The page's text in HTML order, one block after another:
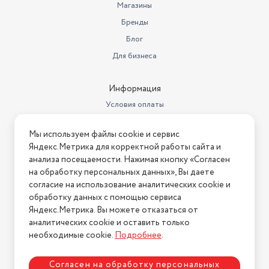
Магазины
Бренды
Блог
Для бизнеса
Информация
Условия оплаты
Условия возврата
Нашли ошибку на сайте? Напишите нам
2026 © Интернет-магазин "АстМаркет". У нас есть всё!
Политика конфиденциальности
Мы используем файлы cookie и сервис
Яндекс.Метрика для корректной работы сайта и
анализа посещаемости. Нажимая кнопку «Согласен
на обработку персональных данных», Вы даете
согласие на использование аналитических cookie и
обработку данных с помощью сервиса
Яндекс.Метрика. Вы можете отказаться от
аналитических cookie и оставить только
необходимые cookie.Подробнее.
Согласен на обработку персональных